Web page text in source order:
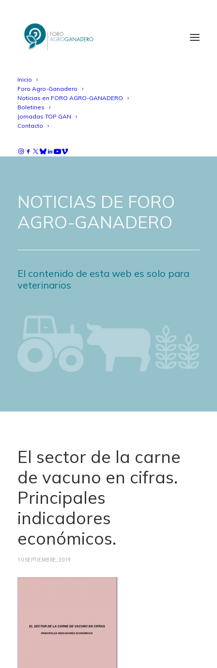
Inicio
Foro Agro-Ganadero
Noticias en FORO AGRO-GANADERO
Boletines
Jornadas TOP GAN
Contacto
NOTICIAS DE FORO
AGRO-GANADERO
El contenido de esta web es solo para
veterinarios
El sector de la carne
de vacuno en cifras.
Principales
indicadores
económicos.
10 SEPTIEMBRE, 2019